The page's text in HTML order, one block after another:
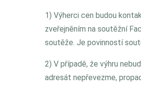
1) Výherci cen budou
zveřejněním na soutěžní
soutěže. Je povinností
2) V případě, že výhru
adresát nepřevezme,